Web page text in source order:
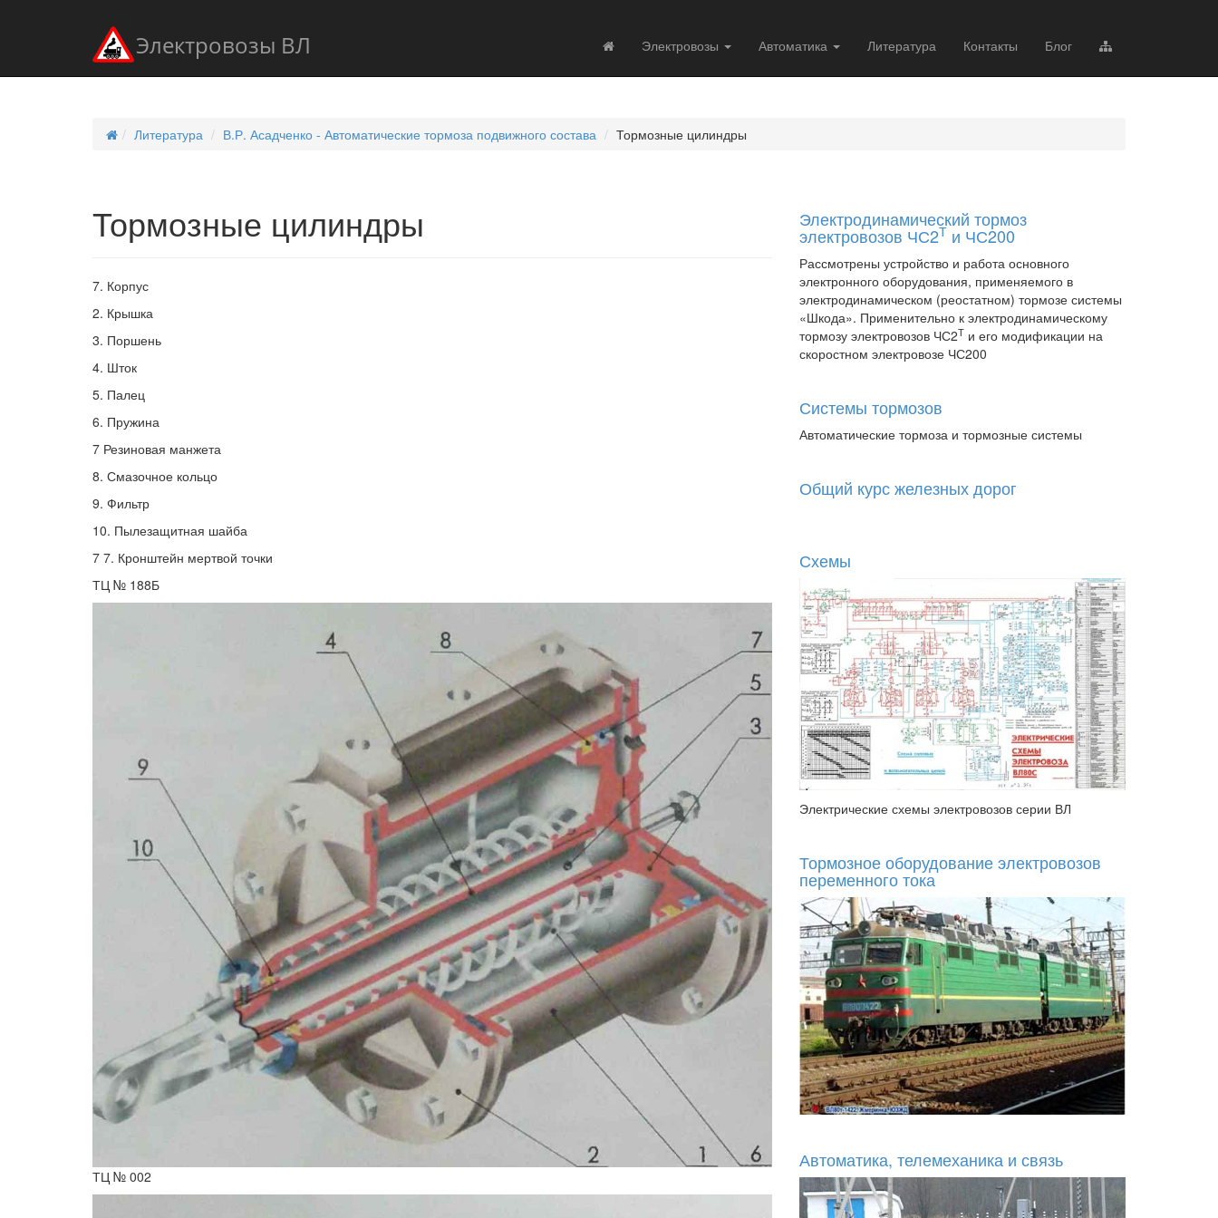
Электровозы ВЛ Электровозы Автоматика Литература Контакты Блог
Литература В.Р. Асадченко - Автоматические тормоза подвижного состава Тормозные цилиндры
Тормозные цилиндры
7. Корпус
2. Крышка
3. Поршень
4. Шток
5. Палец
6. Пружина
7 Резиновая манжета
8. Смазочное кольцо
9. Фильтр
10. Пылезащитная шайба
7 7. Кронштейн мертвой точки
ТЦ № 188Б
ТЦ № 002
Электродинамический тормоз
электровозов ЧС2Т и ЧС200
Рассмотрены устройство и работа основного
электронного оборудования, применяемого в
электродинамическом (реостатном) тормозе системы
«Шкода». Применительно к электродинамическому
тормозу электровозов ЧС2Т и его модификации на
скоростном электровозе ЧС200
Системы тормозов
Автоматические тормоза и тормозные системы
Общий курс железных дорог
Схемы
Электрические схемы электровозов серии ВЛ
Тормозное оборудование электровозов
переменного тока
Автоматика, телемеханика и связь